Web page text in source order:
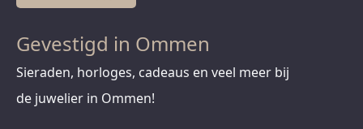
Gevestigd in Ommen
Sieraden, horloges, cadeaus en veel meer bij
de juwelier in Ommen!